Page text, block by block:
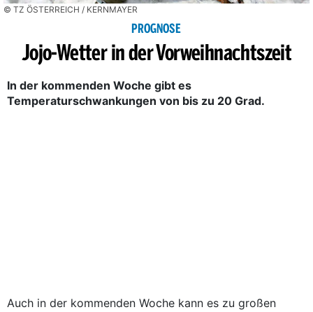
© TZ ÖSTERREICH / KERNMAYER
PROGNOSE
Jojo-Wetter in der Vorweihnachtszeit
In der kommenden Woche gibt es
Temperaturschwankungen von bis zu 20 Grad.
Auch in der kommenden Woche kann es zu großen